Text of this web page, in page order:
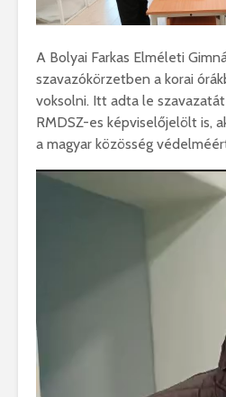
A Bolyai Farkas Elméleti
szavazókörzetben a korai
voksolni. Itt adta le
RMDSZ-es képviselőjelölt is,
a magyar közösség